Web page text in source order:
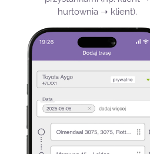
hurtownia ➝ klient).